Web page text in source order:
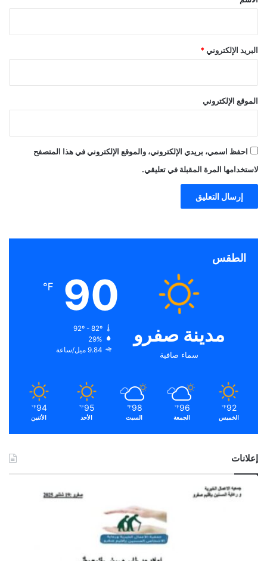
البريد الإلكتروني *
الموقع الإلكتروني
احفظ اسمي، بريدي الإلكتروني، والموقع الإلكتروني في هذا المتصفح
لاستخدامها المرة المقبلة في تعليقي.
الطقس
مدينة صفرو
سماء صافية
90
℉
92º - 82º
29%
9.84 ميل/ساعة
92
℉
الخميس
96
℉
الجمعة
98
℉
السبت
95
℉
الأحد
94
℉
الأثنين
إعلانات